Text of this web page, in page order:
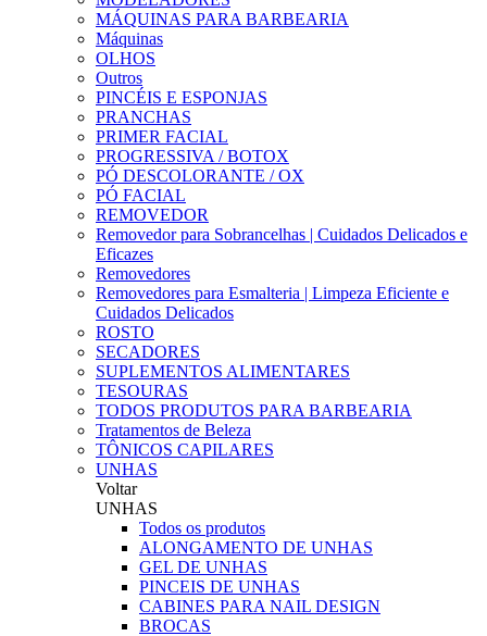
MÁQUINAS PARA BARBEARIA
Máquinas
OLHOS
Outros
PINCÉIS E ESPONJAS
PRANCHAS
PRIMER FACIAL
PROGRESSIVA / BOTOX
PÓ DESCOLORANTE / OX
PÓ FACIAL
REMOVEDOR
Removedor para Sobrancelhas | Cuidados Delicados e
Eficazes
Removedores
Removedores para Esmalteria | Limpeza Eficiente e
Cuidados Delicados
ROSTO
SECADORES
SUPLEMENTOS ALIMENTARES
TESOURAS
TODOS PRODUTOS PARA BARBEARIA
Tratamentos de Beleza
TÔNICOS CAPILARES
UNHAS
Voltar
UNHAS
Todos os produtos
ALONGAMENTO DE UNHAS
GEL DE UNHAS
PINCEIS DE UNHAS
CABINES PARA NAIL DESIGN
BROCAS